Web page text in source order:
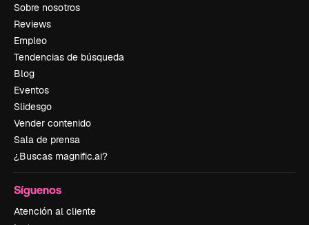
Sobre nosotros
Reviews
Empleo
Tendencias de búsqueda
Blog
Eventos
Slidesgo
Vender contenido
Sala de prensa
¿Buscas magnific.ai?
Síguenos
Atención al cliente